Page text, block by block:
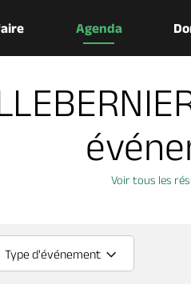
Agenda
Voir tous les
Type d'événement